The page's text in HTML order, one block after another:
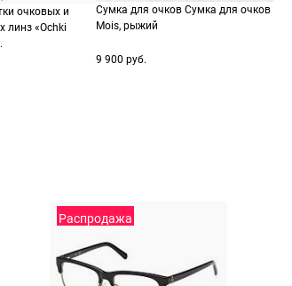
способах оплаты
очковых и
линз «Ochki
Сумка для очков Сумка для очков
Mois, рыжий
9 900 руб.
Распродажа